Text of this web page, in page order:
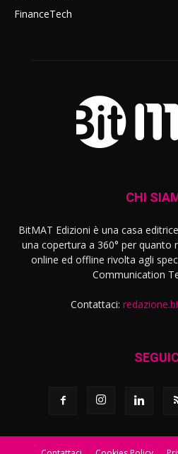
FinanceTech
CHI
BitMAT Edizioni è una casa
una copertura a 360° per quanto
online ed offline rivolta agli
Communication
Contattaci: